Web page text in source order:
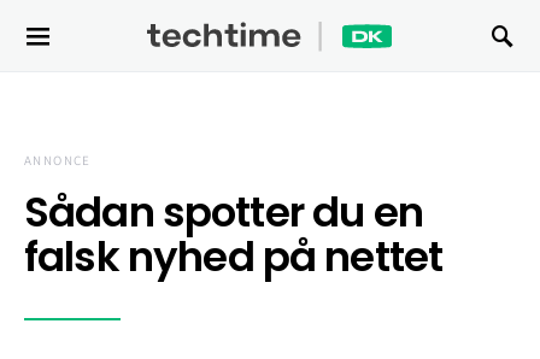
Search for:
ANNONCE
Sådan spotter du en
falsk nyhed på nettet